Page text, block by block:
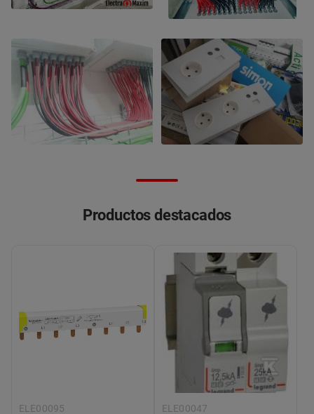
Productos destacados
ELE00095 ELE00047